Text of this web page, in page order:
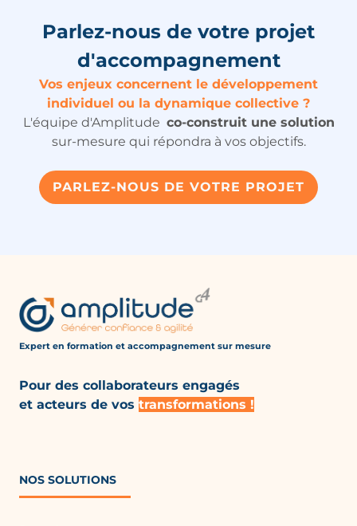
Parlez-nous de votre projet
d'accompagnement
Vos enjeux concernent le développement
individuel ou la dynamique collective ?
L'équipe d'Amplitude co-construit une solution
sur-mesure qui répondra à vos objectifs.
PARLEZ-NOUS DE VOTRE PROJET
Expert en formation et accompagnement sur mesure
Pour des collaborateurs engagés
et acteurs de vos transformations !
NOS SOLUTIONS